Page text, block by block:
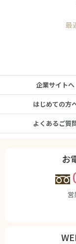
最
企業サイトへ
はじめての方
よくあるご質
お
営